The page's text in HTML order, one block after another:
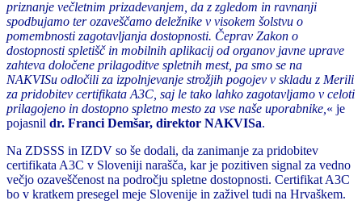
priznanje večletnim prizadevanjem, da z zgledom in ravnanji
spodbujamo ter ozaveščamo deležnike v visokem šolstvu o
pomembnosti zagotavljanja dostopnosti. Čeprav Zakon o
dostopnosti spletišč in mobilnih aplikacij od organov javne uprave
zahteva določene prilagoditve spletnih mest, pa smo se na
NAKVISu odločili za izpolnjevanje strožjih pogojev v skladu z Merili
za pridobitev certifikata A3C, saj le tako lahko zagotavljamo v celoti
prilagojeno in dostopno spletno mesto za vse naše uporabnike, « je
pojasnil dr. Franci Demšar, direktor NAKVISa.
Na ZDSSS in IZDV so še dodali, da zanimanje za pridobitev
certifikata A3C v Sloveniji narašča, kar je pozitiven signal za vedno
večjo ozaveščenost na področju spletne dostopnosti. Certifikat A3C
bo v kratkem presegel meje Slovenije in zaživel tudi na Hrvaškem.